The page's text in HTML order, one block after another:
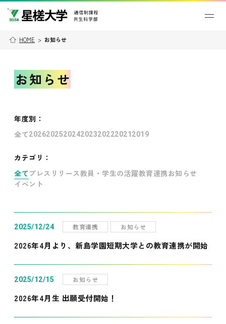
HOME > お知らせ
お知らせ
年度別 ：
全て202620252024202320222021 2019
カテゴリ：
全て プレスリリース教員・学生の活躍教育連携お知らせ
イベント
2025/12/24 教育連携 お知らせ
2026年4月より、新島学園短期大学との教育連携が開始
2025/12/15 お知らせ
2026年4月生 出願受付開始！